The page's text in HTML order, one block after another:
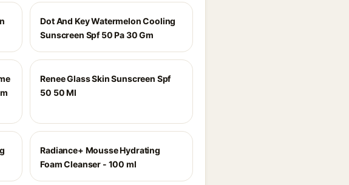
Dot And Key Watermelon Cooling
Sunscreen Spf 50 Pa 30 Gm
Renee Glass Skin Sunscreen Spf
50 50 Ml
Radiance+ Mousse Hydrating
Foam Cleanser - 100 ml